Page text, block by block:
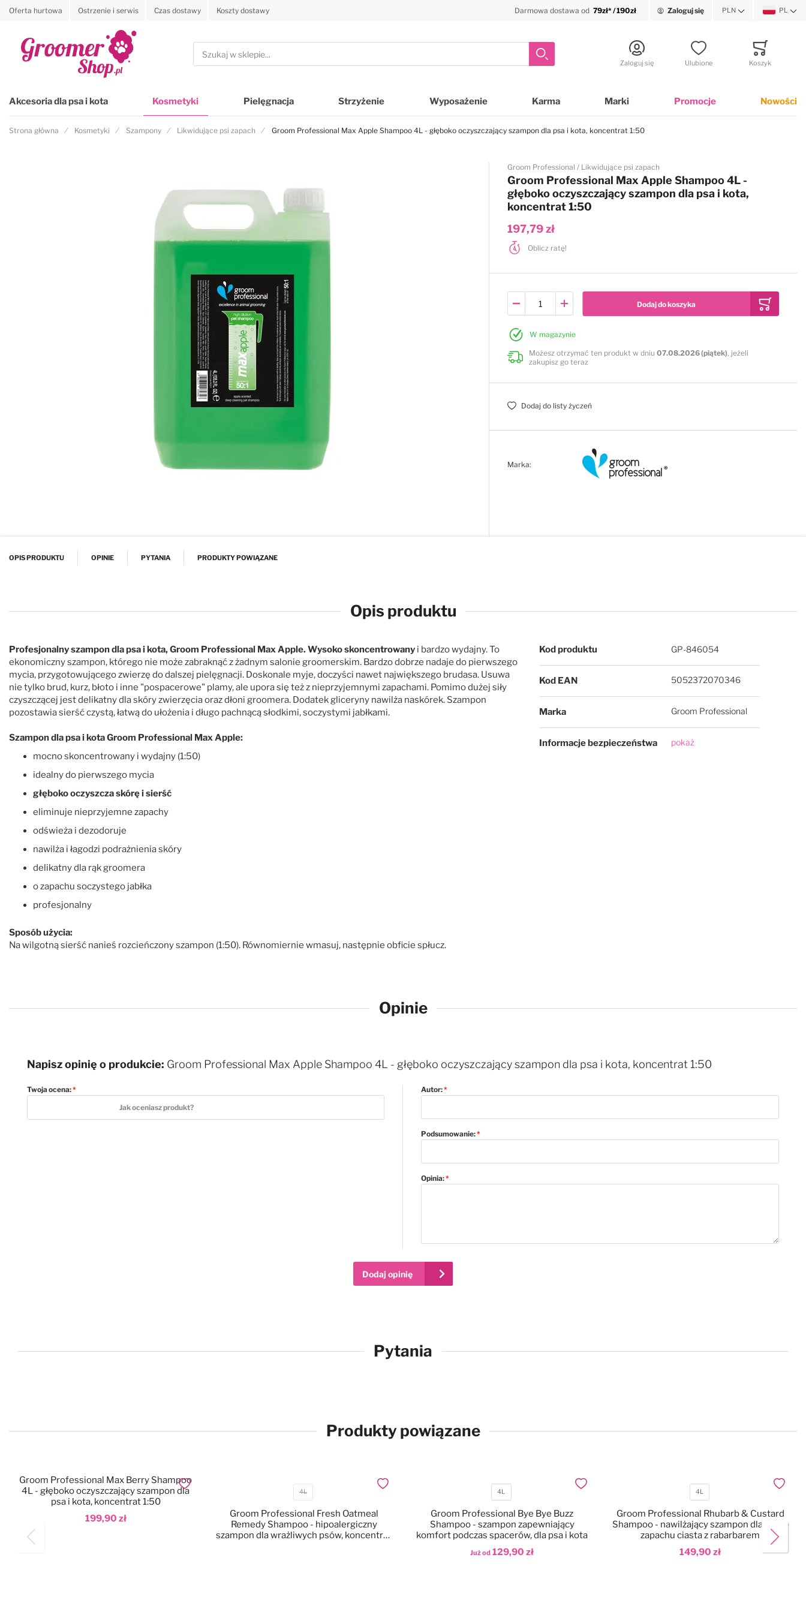
Oferta hurtowa Ostrzenie i serwis Czas dostawy Koszty dostawy Darmowa dostawa od 79zł* / 190zł Zaloguj sięWalutaPLN PL
Szukaj
Szukaj Zaloguj się Ulubione Koszyk
Akcesoria dla psa i kota Kosmetyki Pielęgnacja Strzyżenie Wyposażenie Karma Marki Promocje Nowości
Strona główna Kosmetyki Szampony Likwidujące psi zapach Groom Professional Max Apple Shampoo 4L - głęboko oczyszczający szampon dla psa i kota, koncentrat 1:50
Groom Professional Likwidujące psi zapach
Groom Professional Max Apple Shampoo 4L -
głęboko oczyszczający szampon dla psa i kota,
koncentrat 1:50
197,79 zł
Oblicz ratę!
Dodaj do koszyka
W magazynie
Możesz otrzymać ten produkt w dniu07.08.2026 (piątek), jeżeli
zakupisz go teraz
Dodaj do listy życzeń
Marka:
OPIS PRODUKTU OPINIE PYTANIA PRODUKTY POWIĄZANE
Opis produktu
Profesjonalny szampon dla psa i kota, Groom Professional Max Apple. Wysoko skoncentrowany i bardzo wydajny. To
ekonomiczny szampon, którego nie może zabraknąć z żadnym salonie groomerskim. Bardzo dobrze nadaje do pierwszego
mycia, przygotowującego zwierzę do dalszej pielęgnacji. Doskonale myje, doczyści nawet największego brudasa. Usuwa
nie tylko brud, kurz, błoto i inne "pospacerowe" plamy, ale upora się też z nieprzyjemnymi zapachami. Pomimo dużej siły
czyszczącej jest delikatny dla skóry zwierzęcia oraz dłoni groomera. Dodatek gliceryny nawilża naskórek. Szampon
pozostawia sierść czystą, łatwą do ułożenia i długo pachnącą słodkimi, soczystymi jabłkami.
Szampon dla psa i kota Groom Professional Max Apple:
mocno skoncentrowany i wydajny (1:50)
idealny do pierwszego mycia
głęboko oczyszcza skórę i sierść
eliminuje nieprzyjemne zapachy
odświeża i dezodoruje
nawilża i łagodzi podrażnienia skóry
delikatny dla rąk groomera
o zapachu soczystego jabłka
profesjonalny
Sposób użycia:
Na wilgotną sierść nanieś rozcieńczony szampon (1:50). Równomiernie wmasuj, następnie obficie spłucz.
Więcej informacji
Kod produktu GP-846054
Kod EAN 5052372070346
Marka Groom Professional
Informacje bezpieczeństwa pokaż
Opinie
Napisz opinię o produkcie: Groom Professional Max Apple Shampoo 4L - głęboko oczyszczający szampon dla psa i kota, koncentrat 1:50
Twoja ocena:
Jak oceniasz produkt?
5 stars
Autor:
Podsumowanie:
Opinia:
Dodaj opinię
Pytania
Produkty powiązane
199,90 zł
Groom Professional Max Berry Shampoo
4L - głęboko oczyszczający szampon dla
psa i kota, koncentrat 1:50
Dodaj do ulubionych
Pojemność
4L
Groom Professional Fresh Oatmeal
Remedy Shampoo - hipoalergiczny
szampon dla wrażliwych psów, koncentrat
Dodaj do ulubionych
Pojemność
4L
Już od 129,90 zł
Groom Professional Bye Bye Buzz
Shampoo - szampon zapewniający
komfort podczas spacerów, dla psa i kota
Dodaj do ulubionych
Pojemność
4L
149,90 zł
Groom Professional Rhubarb & Custard
Shampoo - nawilżający szampon dla psa, o
zapachu ciasta z rabarbarem
Dodaj